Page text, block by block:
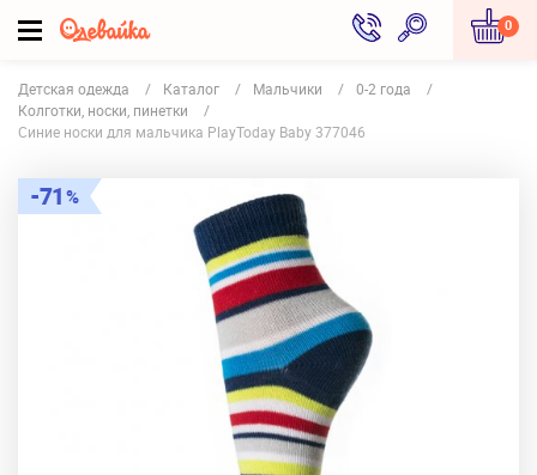
0
Детская одежда Каталог Мальчики
0-2 года
Колготки, носки, пинетки
Синие носки для мальчика PlayToday Baby 377046
71